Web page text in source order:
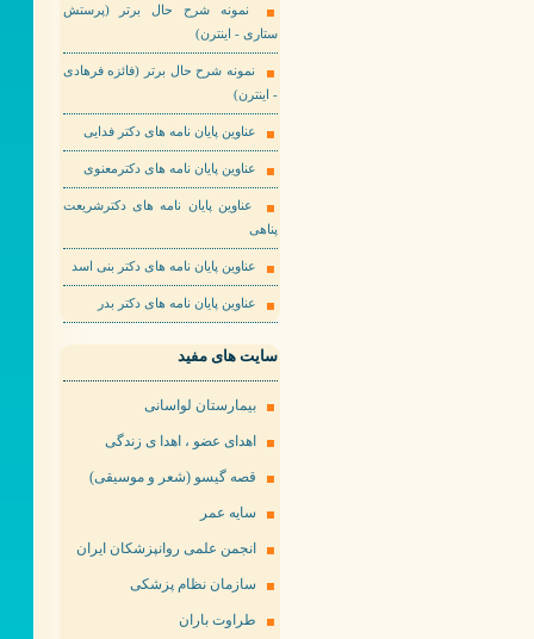
نمونه شرح حال برتر (پرستش
ستاری - اینترن)
نمونه شرح حال برتر (فائزه فرهادی
- اینترن)
عناوین پایان نامه های دکتر فدایی
عناوین پایان نامه های دکترمعنوی
عناوین پایان نامه های دکترشریعت
پناهی
عناوین پایان نامه های دکتر بنی اسد
عناوین پایان نامه های دکتر بدر
سایت های مفید
بیمارستان لواسانی
اهدای عضو ، اهدا ی زندگی
قصه گیسو (شعر و موسیقی)
سایه عمر
انجمن علمی روانپزشکان ایران
سازمان نظام پزشکی
طراوت باران